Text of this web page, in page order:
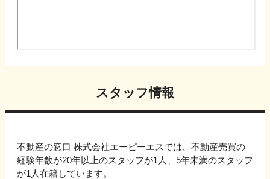
スタッフ情報
不動産の窓口 株式会社エーピーエスでは、不動産売買の
経験年数が20年以上のスタッフが1人、5年未満のスタッフ
が1人在籍しています。